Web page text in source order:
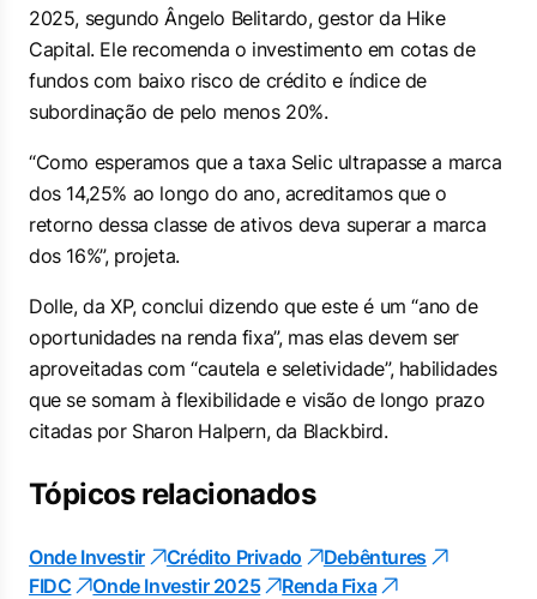
2025, segundo Ângelo Belitardo, gestor da Hike
Capital. Ele recomenda o investimento em cotas de
fundos com baixo risco de crédito e índice de
subordinação de pelo menos 20%.
“Como esperamos que a taxa Selic ultrapasse a marca
dos 14,25% ao longo do ano, acreditamos que o
retorno dessa classe de ativos deva superar a marca
dos 16%”, projeta.
Dolle, da XP, conclui dizendo que este é um “ano de
oportunidades na renda fixa”, mas elas devem ser
aproveitadas com “cautela e seletividade”, habilidades
que se somam à flexibilidade e visão de longo prazo
citadas por Sharon Halpern, da Blackbird.
Tópicos relacionados
Onde Investir Crédito Privado
Debêntures
FIDC
Onde Investir 2025
Renda Fixa